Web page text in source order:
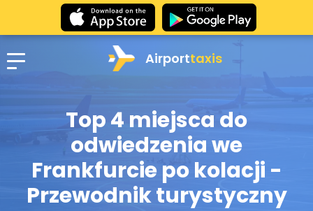
Airporttaxis
Top 4 miejsca do
odwiedzenia we
Frankfurcie po kolacji -
Przewodnik turystyczny